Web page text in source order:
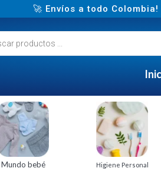
🚀 Envíos a todo
Mundo bebé Higiene Personal